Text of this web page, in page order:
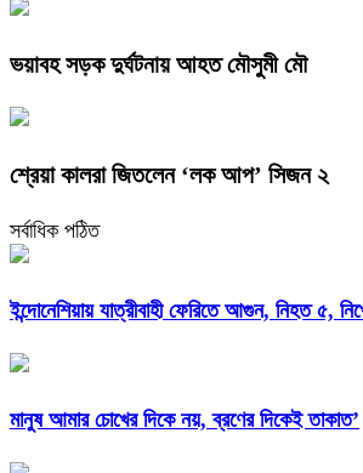
ভয়াবহ সড়ক দুর্ঘটনায় আহত মৌসুমী মৌ
শ্রেয়া কালরা জিতলেন ‘লক আপ’ সিজন ২
সর্বাধিক পঠিত
ইন্দোনেশিয়ায় যাত্রীবাহী ফেরিতে আগুন, নিহত ৫,
মানুষ আমার চোখের দিকে নয়, ব্রণের দিকেই তাকাত’